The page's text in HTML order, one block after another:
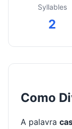
Syllables
2
Como
A palavra